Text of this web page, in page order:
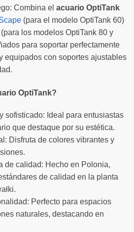
Combina el acuario OptiTank
(para el modelo OptiTank 60)
los modelos OptiTank 80 y
para soportar perfectamente
equipados con soportes ajustables
OptiTank?
sofisticado: Ideal para entusiastas
que destaque por su estética.
Disfruta de colores vibrantes y
de calidad: Hecho en Polonia,
de calidad en la planta
Perfecto para espacios
naturales, destacando en